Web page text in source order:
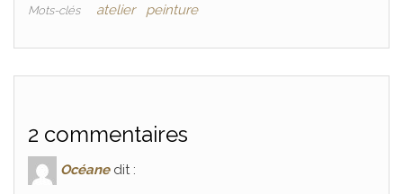
Mots-clés atelier peinture
2 commentaires
Océane dit :